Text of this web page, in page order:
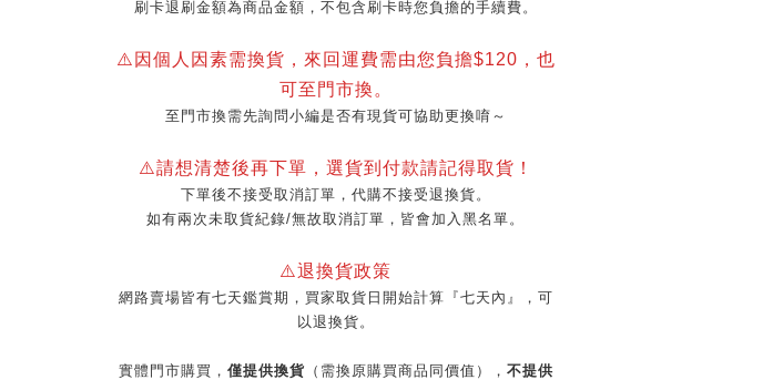
刷卡退刷金額為商品金額，不包含刷卡時您負擔的手續費。
⚠️因個人因素需換貨，來回運費需由您負擔$120，也
可至門市換。
至門市換需先詢問小編是否有現貨可協助更換唷～
⚠️請想清楚後再下單，選貨到付款請記得取貨！
下單後不接受取消訂單，代購不接受退換貨。
如有兩次未取貨紀錄/無故取消訂單，皆會加入黑名單。
⚠️退換貨政策
網路賣場皆有七天鑑賞期，買家取貨日開始計算『七天內』，可
以退換貨。
實體門市購買， 僅提供換貨（需換原購買商品同價值）， 不提供